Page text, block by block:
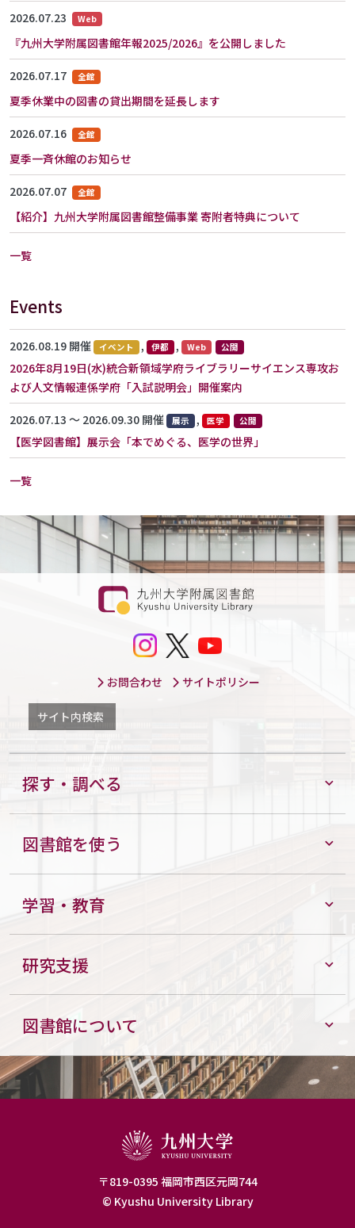
2026.07.23 Web
『九州大学附属図書館年報2025/2026』を公開しました
2026.07.17 全館
夏季休業中の図書の貸出期間を延長します
2026.07.16 全館
夏季一斉休館のお知らせ
2026.07.07 全館
【紹介】九州大学附属図書館整備事業 寄附者特典について
一覧
Events
2026.08.19 開催 イベント , 伊都 , Web 公開
2026年8月19日(水)統合新領域学府ライブラリーサイエンス専攻お
よび人文情報連係学府「入試説明会」開催案内
2026.07.13 〜 2026.09.30 開催 展示 , 医学 公開
【医学図書館】展示会「本でめぐる、医学の世界」
一覧
お問合わせ サイトポリシー
サイト内検索
探す・調べる
図書館を使う
学習・教育
研究支援
図書館について
〒819-0395 福岡市西区元岡744
© Kyushu University Library